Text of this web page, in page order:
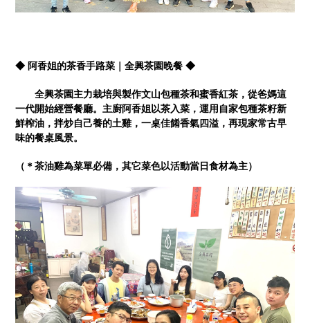
◆ 阿香姐的茶香手路菜｜全興茶園晚餐 ◆
全興茶園主力栽培與製作文山包種茶和蜜香紅茶，從爸媽這
一代開始經營餐廳。主廚阿香姐以茶入菜，運用自家包種茶籽新
鮮榨油，拌炒自己養的土雞，一桌佳餚香氣四溢，再現家常古早
味的餐桌風景。
（＊茶油雞為菜單必備，其它菜色以活動當日食材為主）